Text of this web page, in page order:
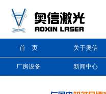
首 页 关于奥信
厂房设备 新闻中心
信息搜索